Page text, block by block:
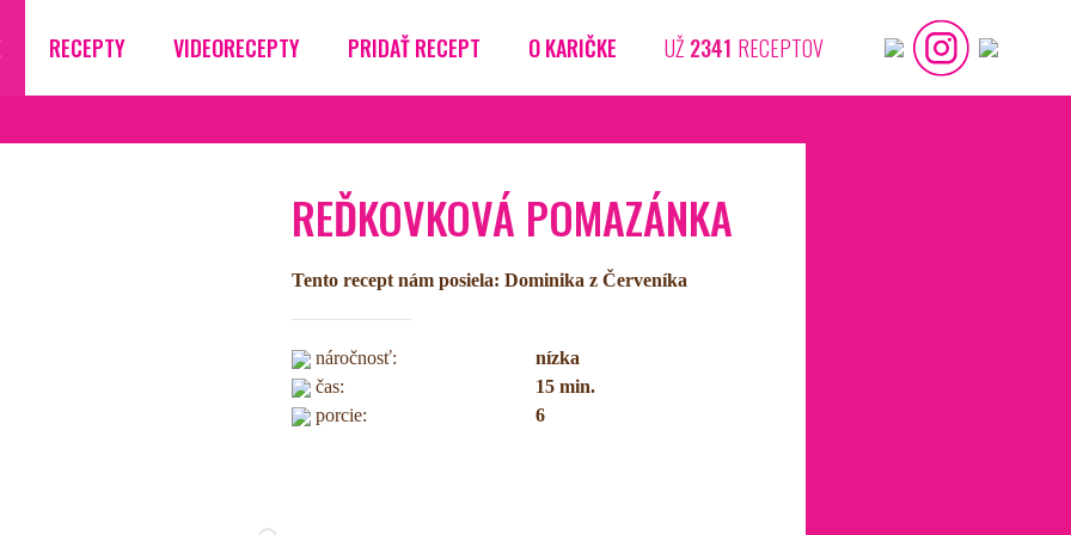
RECEPTY VIDEORECEPTY PRIDAŤ RECEPT O KARIČKE UŽ 2341 RECEPTOV
REĎKOVKOVÁ POMAZÁNKA
Tento recept nám posiela: Dominika z Červeníka
náročnosť:
nízka
čas:
15 min.
porcie:
6